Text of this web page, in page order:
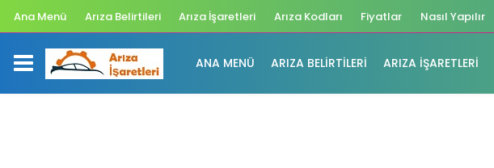
Ana Menü Arıza Belirtileri Arıza İşaretleri Arıza Kodları Fiyatlar Nasıl Yapılır
ANA MENÜ ARIZA BELIRTILERI ARIZA İŞARETLERI